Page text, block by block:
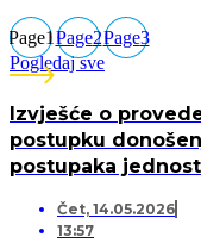
Page1Page2Page3
Pogledaj sve
Izvješće o
postupku
postupaka
Čet, 14.05.2026
13:57